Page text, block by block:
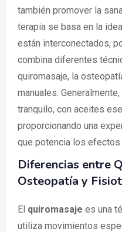
también promover la
terapia se basa en la
están interconectados,
combina diferentes
quiromasaje, la
manuales.
tranquilo, con aceites
proporcionando una
que potencia los efectos
Diferencias entre
Osteopatía y
El quiromasaje es una
utiliza movimientos